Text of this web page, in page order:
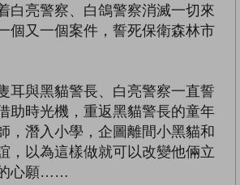
白亮警察、白鴿警察消滅一切來
個又一個案件，誓死保衛森林市
耳與黑貓警長、白亮警察一直誓
助時光機，重返黑貓警長的童年
，潛入小學，企圖離間小黑貓和
，以為這樣做就可以改變他倆立
心願……